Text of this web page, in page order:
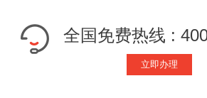
全国免费热线 :
立即办理